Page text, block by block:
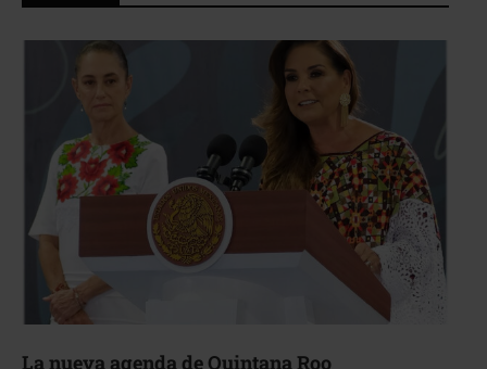
La nueva agenda de Quintana Roo